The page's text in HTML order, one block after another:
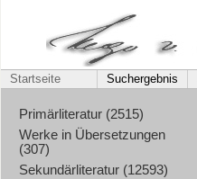
Startseite Suchergebnis
Primärliteratur (2515)
Werke in Übersetzungen
(307)
Sekundärliteratur (12593)